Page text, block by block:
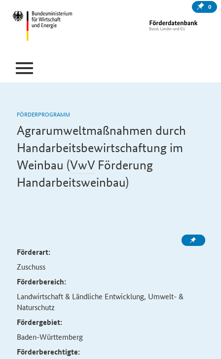
0
FÖRDERPROGRAMM
Agrarumweltmaßnahmen durch
Handarbeitsbewirtschaftung im
Weinbau (VwVFörderung
Handarbeitsweinbau)
Förderart:
Zuschuss
Förderbereich:
Landwirtschaft & Ländliche Entwicklung, Umwelt- &
Naturschutz
Fördergebiet:
Baden-Württemberg
Förderberechtigte: